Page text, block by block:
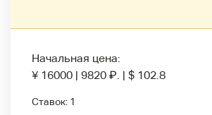
Начальная цена:
¥ 16000 | 9820 ₽. | $ 102.8
Ставок: 1